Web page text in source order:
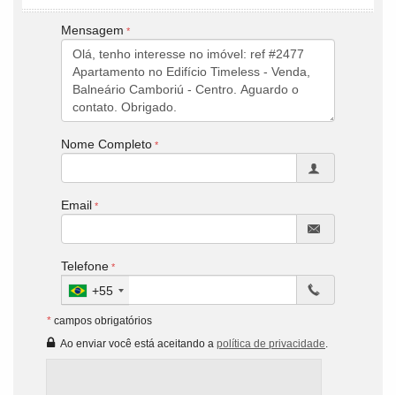
Mensagem
Nome Completo
Email
Telefone
+55
* campos obrigatórios
Ao enviar você está aceitando a política de privacidade.